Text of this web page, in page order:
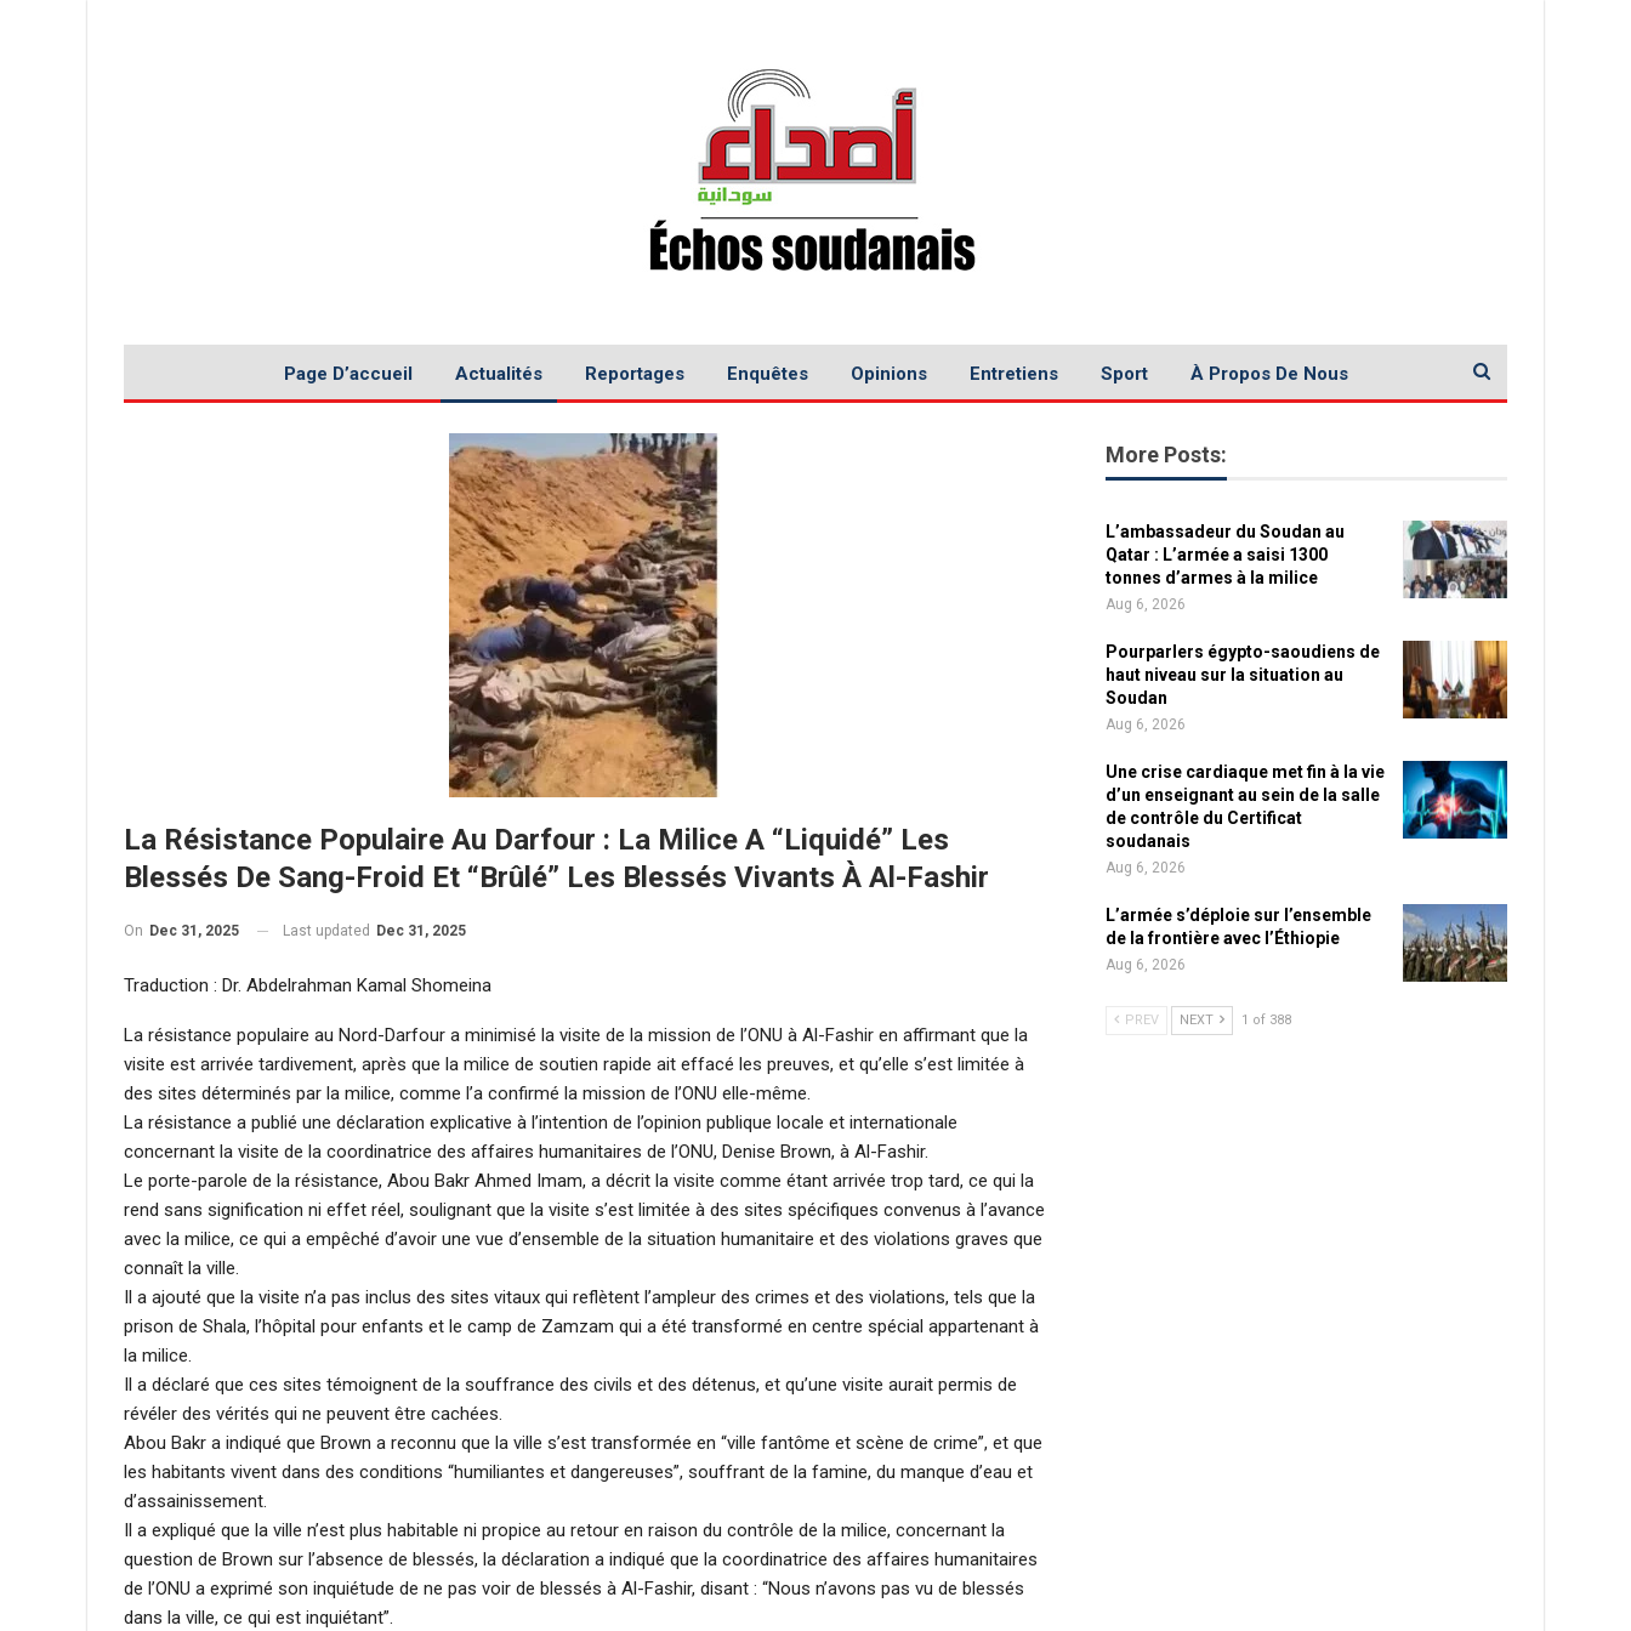
Page D’accueil Actualités Reportages Enquêtes Opinions Entretiens Sport À Propos De Nous
La Résistance Populaire Au Darfour : La Milice A “liquidé” Les
Blessés De Sang-Froid Et “brûlé” Les Blessés Vivants À Al-Fashir
On Dec 31, 2025 Last updated Dec 31, 2025
Traduction : Dr. Abdelrahman Kamal Shomeina
La résistance populaire au Nord-Darfour a minimisé la visite de la mission de l’ONU à Al-Fashir en affirmant que la
visite est arrivée tardivement, après que la milice de soutien rapide ait effacé les preuves, et qu’elle s’est limitée à
des sites déterminés par la milice, comme l’a confirmé la mission de l’ONU elle-même.
La résistance a publié une déclaration explicative à l’intention de l’opinion publique locale et internationale
concernant la visite de la coordinatrice des affaires humanitaires de l’ONU, Denise Brown, à Al-Fashir.
Le porte-parole de la résistance, Abou Bakr Ahmed Imam, a décrit la visite comme étant arrivée trop tard, ce qui la
rend sans signification ni effet réel, soulignant que la visite s’est limitée à des sites spécifiques convenus à l’avance
avec la milice, ce qui a empêché d’avoir une vue d’ensemble de la situation humanitaire et des violations graves que
connaît la ville.
Il a ajouté que la visite n’a pas inclus des sites vitaux qui reflètent l’ampleur des crimes et des violations, tels que la
prison de Shala, l’hôpital pour enfants et le camp de Zamzam qui a été transformé en centre spécial appartenant à
la milice.
Il a déclaré que ces sites témoignent de la souffrance des civils et des détenus, et qu’une visite aurait permis de
révéler des vérités qui ne peuvent être cachées.
Abou Bakr a indiqué que Brown a reconnu que la ville s’est transformée en “ville fantôme et scène de crime”, et que
les habitants vivent dans des conditions “humiliantes et dangereuses”, souffrant de la famine, du manque d’eau et
d’assainissement.
Il a expliqué que la ville n’est plus habitable ni propice au retour en raison du contrôle de la milice, concernant la
question de Brown sur l’absence de blessés, la déclaration a indiqué que la coordinatrice des affaires humanitaires
de l’ONU a exprimé son inquiétude de ne pas voir de blessés à Al-Fashir, disant : “Nous n’avons pas vu de blessés
dans la ville, ce qui est inquiétant”.
More Posts:
L’ambassadeur du Soudan au
Qatar : L’armée a saisi 1300
tonnes d’armes à la milice
Aug 6, 2026
Pourparlers égypto-saoudiens de
haut niveau sur la situation au
Soudan
Aug 6, 2026
Une crise cardiaque met fin à la vie
d’un enseignant au sein de la salle
de contrôle du Certificat
soudanais
Aug 6, 2026
L’armée s’déploie sur l’ensemble
de la frontière avec l’Éthiopie
Aug 6, 2026
PREV NEXT 1 of 388